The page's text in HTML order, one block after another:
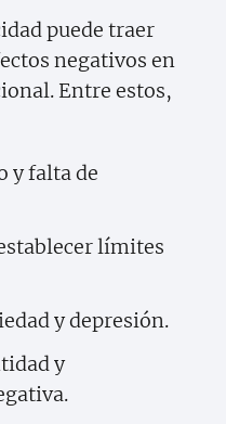
puede traer
negativos en
Entre estos,
y falta de
límites
y depresión.
y